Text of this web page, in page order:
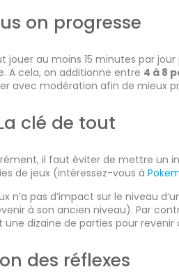
on progresse
jouer au moins 15 minutes par
A cela, on additionne entre 4 à 8
avec modération afin de mieux
clé de tout
il faut éviter de mettre un
de jeux (intéressez-vous à
n’a pas d’impact sur le niveau
à son ancien niveau). Par
dizaine de parties pour revenir
des réflexes